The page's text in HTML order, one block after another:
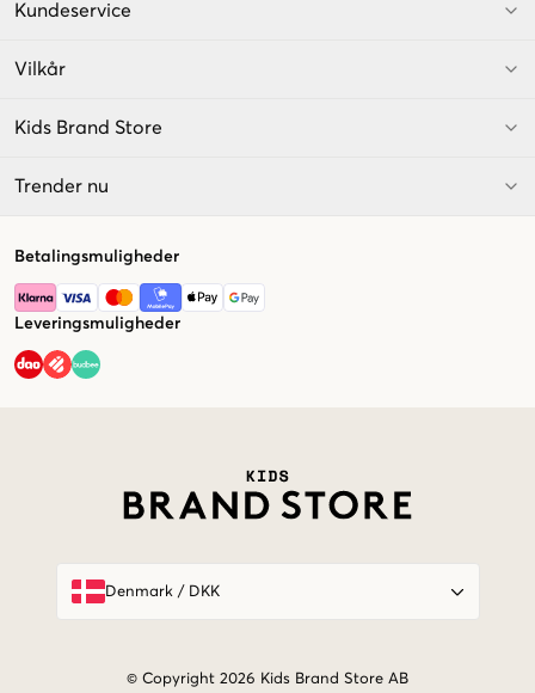
Kundeservice
Vilkår
Kids Brand Store
Trender nu
Betalingsmuligheder
Leveringsmuligheder
Denmark/ DKK
© Copyright 2026 Kids Brand Store AB